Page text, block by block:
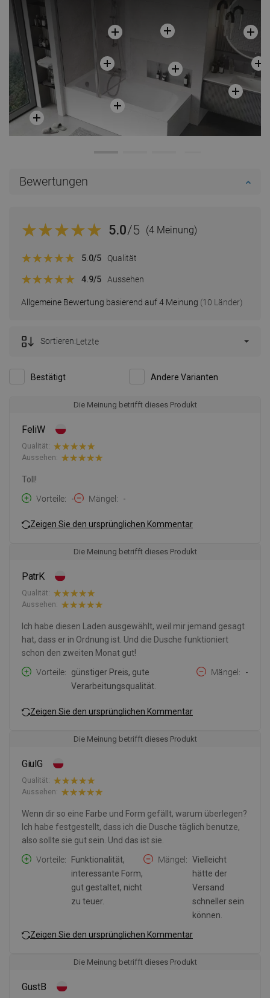
Bewertungen
5.0/5 (4 Meinung)
Allgemeine Bewertung basierend auf 4 Meinung (10 Länder)
5.0/5 Qualität
4.9/5 Aussehen
Bestätigt Andere Varianten
Sortieren:Letzte
Die Meinung betrifft dieses Produkt
FeliW
Qualität:
Aussehen:
Toll!
Vorteile
- Mängel -
Zeigen Sie den ursprünglichen Kommentar
Die Meinung betrifft dieses Produkt
PatrK
Qualität:
Aussehen:
Ich habe diesen Laden ausgewählt, weil mir jemand gesagt
hat, dass er in Ordnung ist. Und die Dusche funktioniert
schon den zweiten Monat gut!
Vorteile
günstiger Preis, gute
Verarbeitungsqualität.
Mängel -
Zeigen Sie den ursprünglichen Kommentar
Die Meinung betrifft dieses Produkt
GiulG
Qualität:
Aussehen:
Wenn dir so eine Farbe und Form gefällt, warum überlegen?
Ich habe festgestellt, dass ich die Dusche täglich benutze,
also sollte sie gut sein. Und das ist sie.
Vorteile
Funktionalität,
interessante Form,
gut gestaltet, nicht
zu teuer.
Mängel
Vielleicht
hätte der
Versand
schneller sein
können.
Zeigen Sie den ursprünglichen Kommentar
Die Meinung betrifft dieses Produkt
GustB